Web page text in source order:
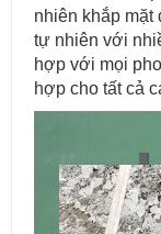
nhiên khắp mặt
tự nhiên với
hợp với mọi
hợp cho tất cả